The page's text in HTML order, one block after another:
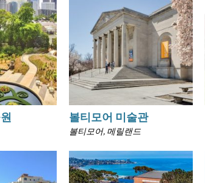
볼티모어 미술관
볼티모어, 메릴랜드